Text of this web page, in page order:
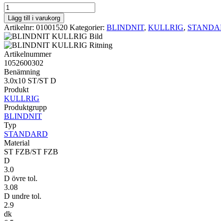
STANDARD
KULLRIG
3.0x10
ST/ST
D
mängd
Lägg till i varukorg
Artikelnr: 01001520 Kategorier: BLINDNIT, KULLRIG,
Artikelnummer
1052600302
Benämning
3.0x10 ST/ST D
Produkt
KULLRIG
Produktgrupp
BLINDNIT
Typ
STANDARD
Material
ST FZB/ST FZB
D
3.0
D övre tol.
3.08
D undre tol.
2.9
dk